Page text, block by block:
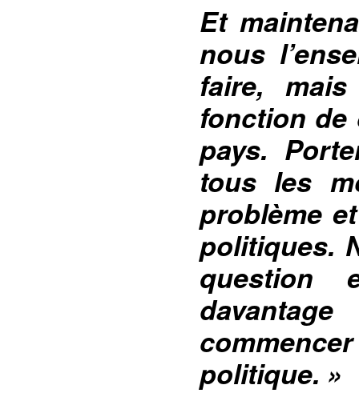
Et
nous
faire,
fonction de
pays.
tous les
problème
politiques.
question
politique. »